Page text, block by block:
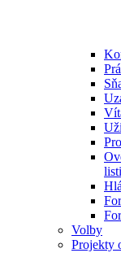
Volby
Projekty